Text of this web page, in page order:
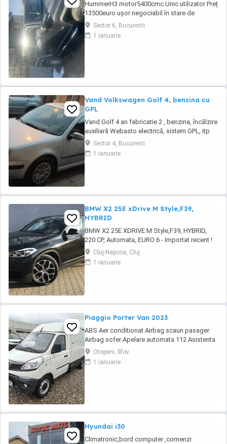
HummerH3 motor5400cmc Unic utilizator Preț
13500euro ușor negociabil în stare de
funcționare înmatriculat
Sector 6, Bucuresti
1 ianuarie
Vand Volkswagen Golf 4, benzina cu
GPL
Vand Golf 4 an fabricatie 2 , benzina, încălzire
auxiliară Webasto electrică, sistem GPL, itp
Sector 4, Bucuresti
1 ianuarie
BMW X2 25E xDrive M Style,F39,
HYBRID
BMW X2 25E XDRIVE M Style,F39, HYBRID,
220 CP, Automata, EURO 6 - Importat recent !
CIV obtinut de la RAR! Testare baterie de
tractiune - stare de sanatate de 88,7% ! *
Disponibil si in rate prin credit leasing pe o
Cluj-Napoca, Cluj
1 ianuarie
Piaggio Porter Van 2023
ABS Aer conditionat Airbag scaun pasager
Airbag sofer Apelare automata 112 Asistenta
in rampa Bluetooth Controlul tractiunii (ASR)
EBD ESP Faruri ceata Geamuri electrice fata
Lumini de zi Lumini de zi LED Oglinzi
Otopeni, Ilfov
1 ianuarie
Hyundai i30
Climatronic,bord computer ,comenzi